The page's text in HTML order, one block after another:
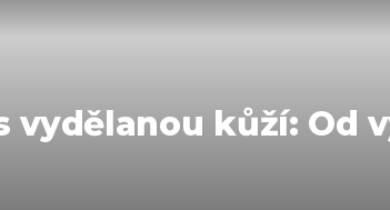
vydělanou kůží: Od